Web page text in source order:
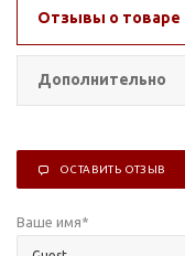
Отзывы о товаре
Дополнительно
ОСТАВИТЬ ОТЗЫВ
Ваше имя*